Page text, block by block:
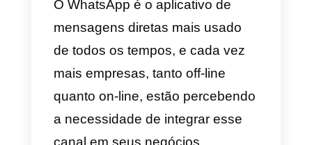
do WhatsApp no ​​
site?
O WhatsApp se
tornou uma
ferramenta
fundamental para
se comunicar com
seus clientes